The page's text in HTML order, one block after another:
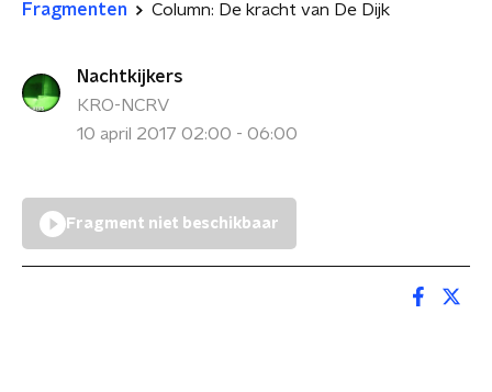
Fragmenten Column: De kracht van De Dijk
Nachtkijkers
KRO-NCRV
10 april 2017 02:00 - 06:00
Fragment niet beschikbaar